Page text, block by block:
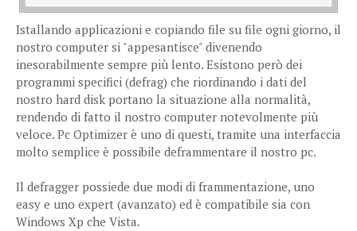
Istallando applicazioni e copiando file su file ogni giorno, il
nostro computer si "appesantisce" divenendo
inesorabilmente sempre più lento. Esistono però dei
programmi specifici (defrag) che riordinando i dati del
nostro hard disk portano la situazione alla normalità,
rendendo di fatto il nostro computer notevolmente più
veloce. Pc Optimizer è uno di questi, tramite una interfaccia
molto semplice è possibile deframmentare il nostro pc.
Il defragger possiede due modi di frammentazione, uno
easy e uno expert (avanzato) ed è compatibile sia con
Windows Xp che Vista.